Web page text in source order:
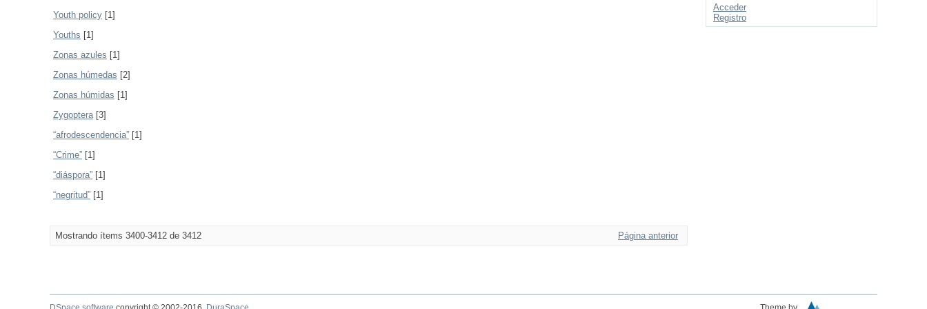
Youth policy [1]
Youths [1]
Zonas azules [1]
Zonas húmedas [2]
Zonas húmidas [1]
Zygoptera[3]
“afrodescendencia” [1]
“Crime” [1]
“diáspora” [1]
“negritud” [1]
Mostrando ítems 3400-3412 de 3412 Página anterior
Acceder
Registro